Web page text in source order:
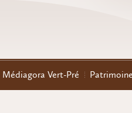
Médiagora Vert-Pré Patrimoine